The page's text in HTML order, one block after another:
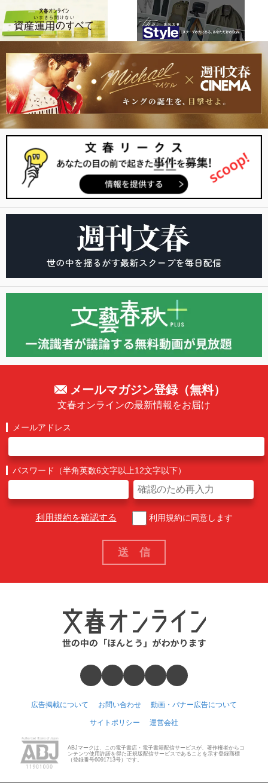
メールマガジン登録（無料）
文春オンラインの最新情報をお届け
メールアドレス
パスワード（半角英数6文字以上12文字以下）
利用規約を確認する 利用規約に同意します
広告掲載について お問い合わせ 動画・バナー広告について
サイトポリシー 運営会社
ABJマークは、この電子書店・電子書籍配信サービスが、著作権者からコ
ンテンツ使用許諾を得た正規版配信サービスであることを示す登録商標
（登録番号6091713号）です。